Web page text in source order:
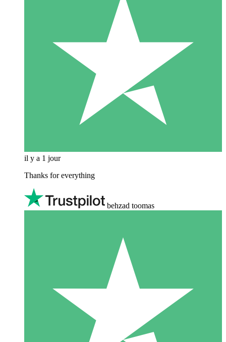
il y a 1 jour
Thanks for everything
behzad toomas